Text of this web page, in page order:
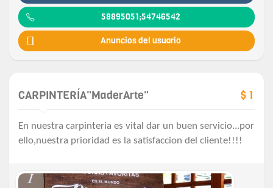
58895051;54746542
Anuncios del usuario
CARPINTERÍA"MaderArte" $ 1
En nuestra carpinteria es vital dar un buen servicio...por
ello,nuestra prioridad es la satisfaccion del cliente!!!!